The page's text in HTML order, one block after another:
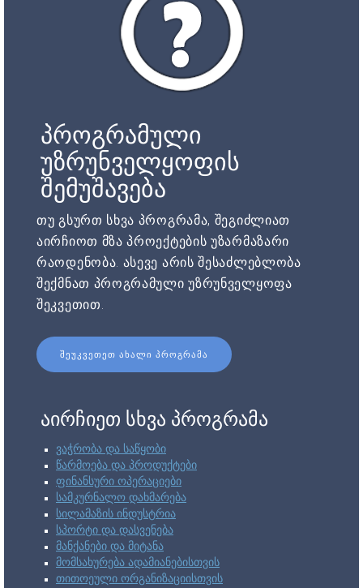
პროგრამული
უზრუნველყოფის
შემუშავება
თუ გსურთ სხვა პროგრამა, შეგიძლიათ
აირჩიოთ მზა პროექტების უზარმაზარი
რაოდენობა. ასევე არის შესაძლებლობა
შექმნათ პროგრამული უზრუნველყოფა
შეკვეთით.
ᲨᲔᲣᲙᲕᲔᲗᲔᲗ ᲐᲮᲐᲚᲘ ᲞᲠᲝᲒᲠᲐᲛᲐ
აირჩიეთ სხვა პროგრამა
ვაჭრობა და საწყობი
წარმოება და პროდუქტები
ფინანსური ოპერაციები
სამკურნალო დახმარება
სილამაზის ინდუსტრია
სპორტი და დასვენება
მანქანები და მიტანა
მომსახურება ადამიანებისთვის
თითოეული ორგანიზაციისთვის